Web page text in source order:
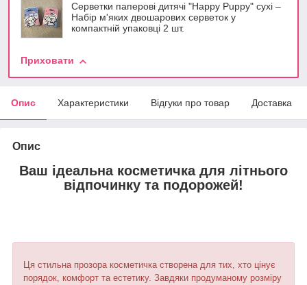
Серветки паперові дитячі "Happy Puppy" сухі –
Набір м'яких двошарових серветок у
компактній упаковці 2 шт.
Приховати
Опис Характеристики Відгуки про товар Доставка
Опис
Ваш ідеальна косметичка для літнього
відпочинку та подорожей!
Ця стильна прозора косметичка створена для тих, хто цінує
порядок, комфорт та естетику. Завдяки продуманому розміру